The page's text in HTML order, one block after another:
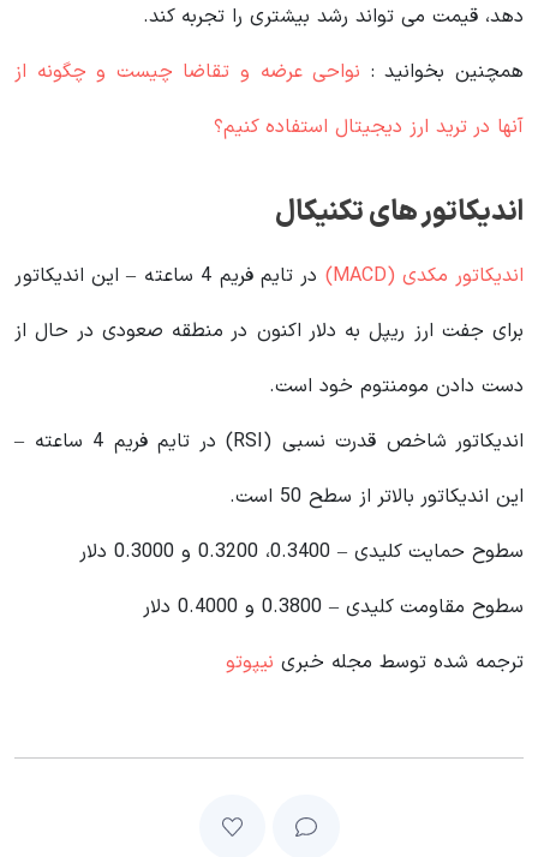
دهد، قیمت می تواند رشد بیشتری را تجربه کند.
همچنین بخوانید : نواحی عرضه و تقاضا چیست و چگونه از
آنها در ترید ارز دیجیتال استفاده کنیم؟
اندیکاتور های تکنیکال
اندیکاتور مکدی (MACD)
در تایم فریم 4 ساعته – این اندیکاتور
برای جفت ارز ریپل به دلار اکنون در منطقه صعودی در حال از
دست دادن مومنتوم خود است.
اندیکاتور شاخص قدرت نسبی (RSI) در تایم فریم 4 ساعته –
این اندیکاتور بالاتر از سطح 50 است.
سطوح حمایت کلیدی – 0.3400، 0.3200 و 0.3000 دلار
سطوح مقاومت کلیدی – 0.3800 و 0.4000 دلار
ترجمه شده توسط مجله خبری نیپوتو